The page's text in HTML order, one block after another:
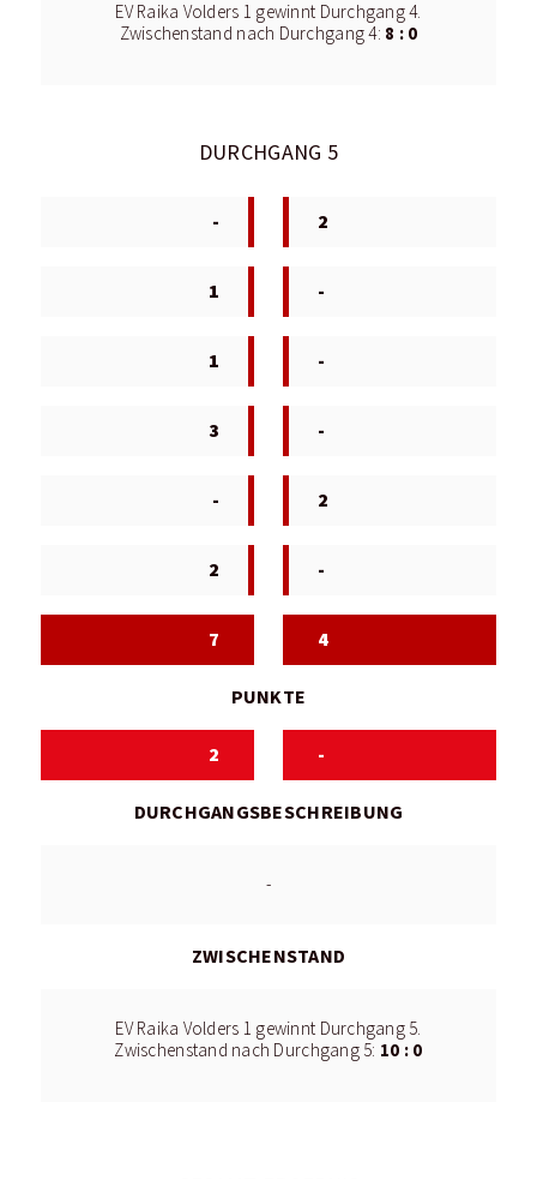
EV Raika Volders 1 gewinnt Durchgang 4.
Zwischenstand nach Durchgang 4: 8 : 0
DURCHGANG 5
- 2
1 -
1 -
3 -
- 2
2 -
7 4
PUNKTE
2 -
DURCHGANGSBESCHREIBUNG
-
ZWISCHENSTAND
EV Raika Volders 1 gewinnt Durchgang 5.
Zwischenstand nach Durchgang 5: 10 : 0